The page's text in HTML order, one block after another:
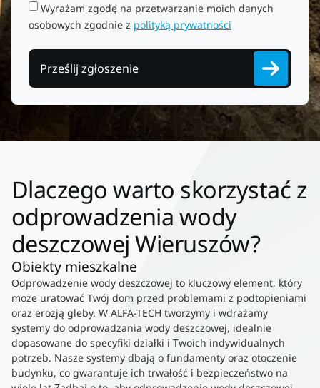
Wyrażam zgodę na przetwarzanie moich danych
osobowych zgodnie z polityką prywatności
Prześlij zgłoszenie
Dlaczego warto skorzystać z
odprowadzenia wody
deszczowej Wieruszów?
Obiekty mieszkalne
Odprowadzenie wody deszczowej to kluczowy element, który
może uratować Twój dom przed problemami z podtopieniami
oraz erozją gleby. W ALFA-TECH tworzymy i wdrażamy
systemy do odprowadzania wody deszczowej, idealnie
dopasowane do specyfiki działki i Twoich indywidualnych
potrzeb. Nasze systemy dbają o fundamenty oraz otoczenie
budynku, co gwarantuje ich trwałość i bezpieczeństwo na